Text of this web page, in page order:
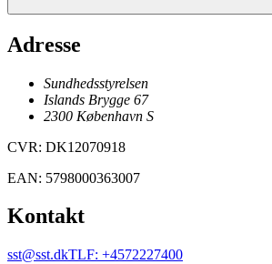
Adresse
Sundhedsstyrelsen
Islands Brygge 67
2300 København S
CVR: DK12070918
EAN: 5798000363007
Kontakt
sst@sst.dkTLF: +4572227400